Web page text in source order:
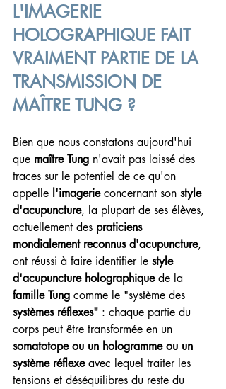
L'IMAGERIE
HOLOGRAPHIQUE FAIT
VRAIMENT PARTIE DE LA
TRANSMISSION DE
MAÎTRE TUNG ?
Bien que nous constatons aujourd'hui
que maître Tung n'avait pas laissé des
traces sur le potentiel de ce qu'on
appelle l'imagerie concernant son style
d'acupuncture, la plupart de ses élèves,
actuellement des praticiens
mondialement reconnus d'acupuncture,
ont réussi à faire identifier le style
d'acupuncture holographique de la
famille Tung comme le "système des
systèmes réflexes" : chaque partie du
corps peut être transformée en un
somatotope ou un hologramme ou un
système réflexe avec lequel traiter les
tensions et déséquilibres du reste du